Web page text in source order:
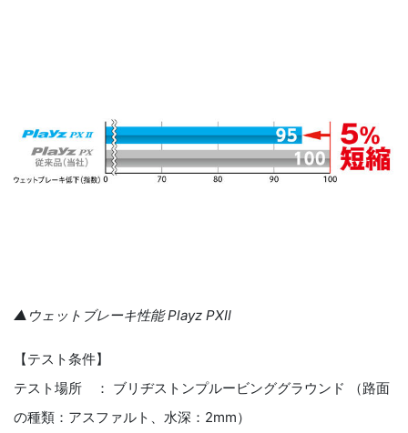
▲ウェットブレーキ性能 Playz PXⅡ
【テスト条件】
テスト場所 ： ブリヂストンプルービンググラウンド （路面
の種類：アスファルト、水深：2mm）